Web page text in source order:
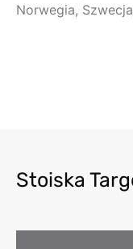
Norwegia,
Stoiska